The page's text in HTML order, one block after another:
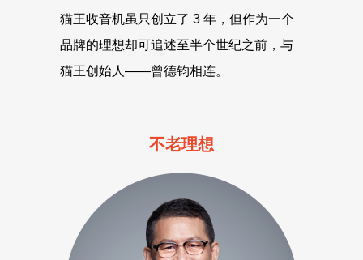
猫王收音机虽只创立了 3 年，但作为一个
品牌的理想却可追述至半个世纪之前，与
猫王创始人——曾德钧相连。
不老理想